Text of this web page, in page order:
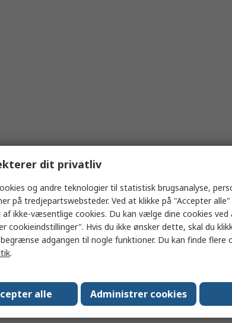
dit privatliv
og andre teknologier til statistisk brugsanalyse,
på tredjepartswebsteder. Ved at klikke på "Accepter
af ikke-væsentlige cookies. Du kan vælge dine cookies ved
cookieindstillinger". Hvis du ikke ønsker dette, skal du
adgangen til nogle funktioner. Du kan finde flere
.
alle Administrer cookies